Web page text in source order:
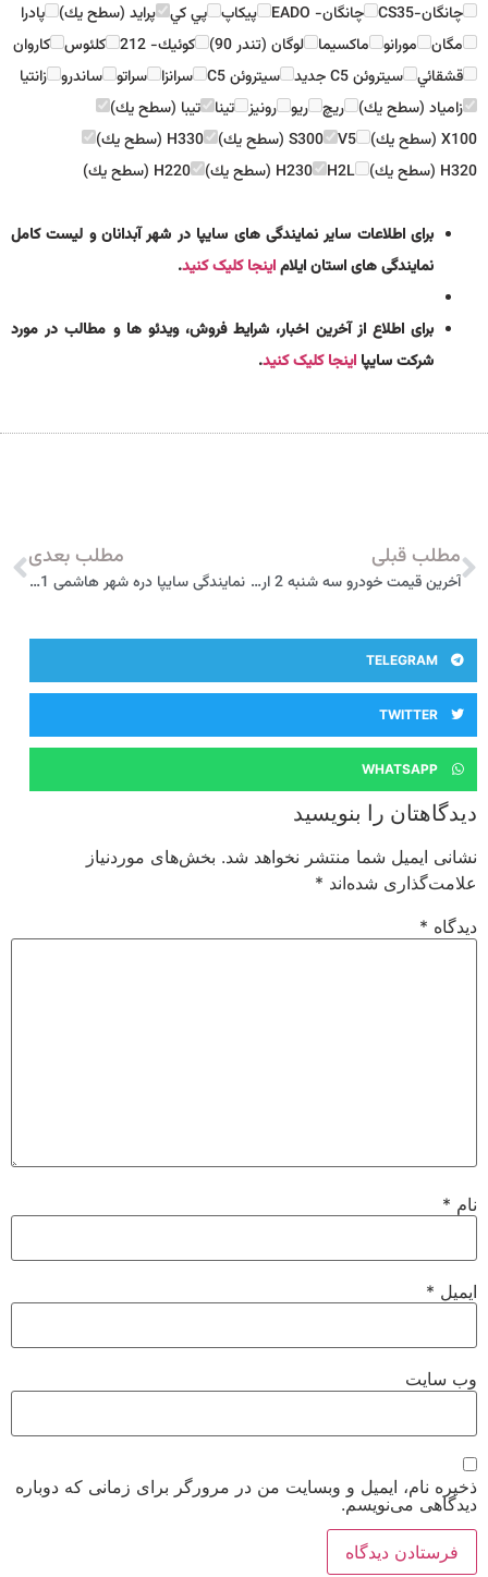
چانگان-CS35
چانگان- EADO پيكاپ پي كي پرايد (سطح يك) پادرا
مگان مورانو ماكسيما لوگان (تندر 90) كوئيك- 212 كلئوس كاروان
قشقائي سيتروئن C5 جديد سيتروئن C5 سرانزا سراتو ساندرو زانتيا
زامياد (سطح يك) ريچ ريو رونيز تينا تيبا (سطح يك)
X100 (سطح يك)
V5 S300 (سطح يك)
H330 (سطح يك)
H320 (سطح يك)
H2L H230 (سطح يك) H220 (سطح يك)
برای اطلاعات سایر نمایندگی های سایپا در شهر آبدانان و لیست کامل
نمایندگی های استان ایلاماینجا کلیک کنید.
برای اطلاع از آخرین اخبار، شرایط فروش، ویدئو ها و مطالب در مورد
شرکت سایپااینجا کلیک کنید.
مطلب قبلی
آخرین قیمت خودرو سه شنبه 2 اردیبهشت 1399
مطلب بعدی
نمایندگی سایپا دره شهر هاشمی 4001
TELEGRAM
TWITTER
WHATSAPP
دیدگاهتان را بنویسید
نشانی ایمیل شما منتشر نخواهد شد. بخش‌های موردنیاز
علامت‌گذاری شده‌اند*
دیدگاه*
نام*
ایمیل*
وب‌ سایت
ذخیره نام، ایمیل و وبسایت من در مرورگر برای زمانی که دوباره
دیدگاهی می‌نویسم.